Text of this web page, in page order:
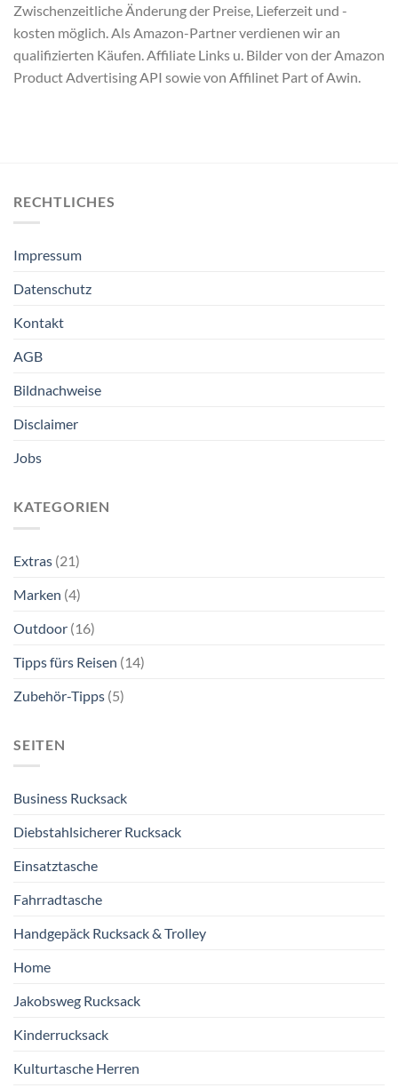
Zwischenzeitliche Änderung der Preise, Lieferzeit und -
kosten möglich. Als Amazon-Partner verdienen wir an
qualifizierten Käufen. Affiliate Links u. Bilder von der Amazon
Product Advertising API sowie von Affilinet Part of Awin.
RECHTLICHES
Impressum
Datenschutz
Kontakt
AGB
Bildnachweise
Disclaimer
Jobs
KATEGORIEN
Extras (21)
Marken (4)
Outdoor (16)
Tipps fürs Reisen (14)
Zubehör-Tipps (5)
SEITEN
Business Rucksack
Diebstahlsicherer Rucksack
Einsatztasche
Fahrradtasche
Handgepäck Rucksack & Trolley
Home
Jakobsweg Rucksack
Kinderrucksack
Kulturtasche Herren